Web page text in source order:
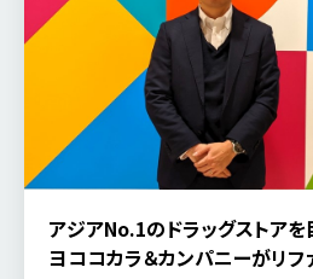
アジアNo.1のドラッグストア
ヨココカラ＆カンパニーがリ